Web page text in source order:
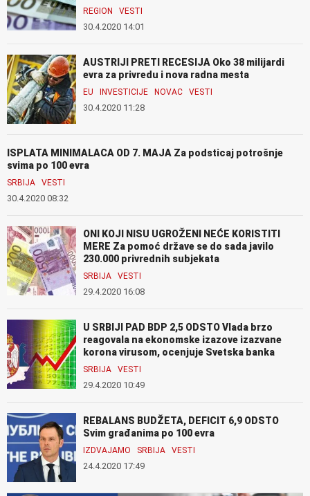
REGION VESTI
30.4.2020 14:01
AUSTRIJI PRETI RECESIJA Oko 38 milijardi
evra za privredu i nova radna mesta
EU INVESTICIJE NOVAC VESTI
30.4.2020 11:28
ISPLATA MINIMALACA OD 7. MAJA Za podsticaj potrošnje
svima po 100 evra
SRBIJA VESTI
30.4.2020 08:32
ONI KOJI NISU UGROŽENI NEĆE KORISTITI
MERE Za pomoć države se do sada javilo
230.000 privrednih subjekata
SRBIJA VESTI
29.4.2020 16:08
U SRBIJI PAD BDP 2,5 ODSTO Vlada brzo
reagovala na ekonomske izazove izazvane
korona virusom, ocenjuje Svetska banka
SRBIJA VESTI
29.4.2020 10:49
REBALANS BUDŽETA, DEFICIT 6,9 ODSTO
Svim građanima po 100 evra
IZDVAJAMO SRBIJA VESTI
24.4.2020 17:49